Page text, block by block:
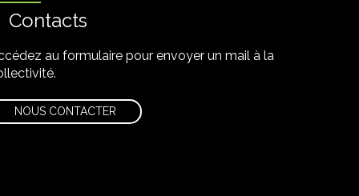
Contacts
au formulaire pour envoyer un mail à la
NOUS CONTACTER